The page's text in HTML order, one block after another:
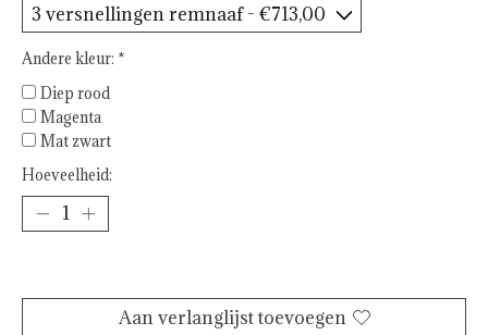
Andere kleur: *
Diep rood
Magenta
Mat zwart
Hoeveelheid:
Aan verlanglijst toevoegen